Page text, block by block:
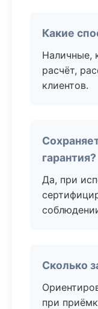
Какие
Наличные,
расчёт,
клиентов.
гарантия?
Да, при
Сколько
при